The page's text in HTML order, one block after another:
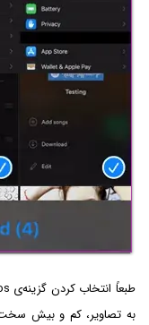
به تصاویر، کم و بیش